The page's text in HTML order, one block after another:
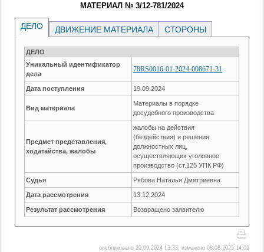
МАТЕРИАЛ № 3/12-781/2024
ДЕЛО ДВИЖЕНИЕ МАТЕРИАЛА СТОРОНЫ
ДЕЛО
Уникальный идентификатор
дела
78RS0016-01-2024-008671-31
Дата поступления 19.09.2024
Вид материала
Материалы в порядке
досудебного производства
Предмет представления,
ходатайства, жалобы
жалобы на действия
(бездействия) и решения
должностных лиц,
осуществляющих уголовное
производство (ст.125 УПК РФ)
Судья Рябова Наталья Дмитриевна
Дата рассмотрения 13.12.2024
Результат рассмотрения Возвращено заявителю
опубликовано 20.09.2024 13:33, изменено 08.08.2025 14:09